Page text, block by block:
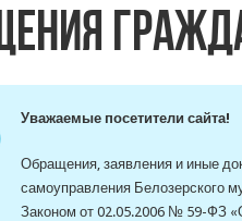
Уважаемые посетители сайта!
Обращения, заявления и иные
самоуправления Белозерского
Законом от 02.05.2006 № 59-ФЗ